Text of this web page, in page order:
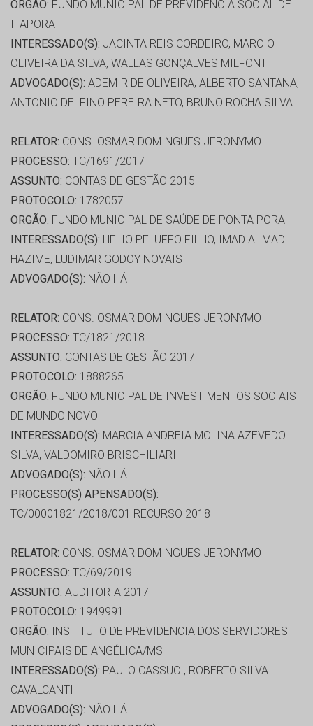
ORGÃO: FUNDO MUNICIPAL DE PREVIDENCIA SOCIAL DE
ITAPORA
INTERESSADO(S): JACINTA REIS CORDEIRO, MARCIO
OLIVEIRA DA SILVA, WALLAS GONÇALVES MILFONT
ADVOGADO(S): ADEMIR DE OLIVEIRA, ALBERTO SANTANA,
ANTONIO DELFINO PEREIRA NETO, BRUNO ROCHA SILVA
RELATOR: CONS. OSMAR DOMINGUES JERONYMO
PROCESSO: TC/1691/2017
ASSUNTO: CONTAS DE GESTÃO 2015
PROTOCOLO: 1782057
ORGÃO: FUNDO MUNICIPAL DE SAÚDE DE PONTA PORA
INTERESSADO(S): HELIO PELUFFO FILHO, IMAD AHMAD
HAZIME, LUDIMAR GODOY NOVAIS
ADVOGADO(S): NÃO HÁ
RELATOR: CONS. OSMAR DOMINGUES JERONYMO
PROCESSO: TC/1821/2018
ASSUNTO: CONTAS DE GESTÃO 2017
PROTOCOLO: 1888265
ORGÃO: FUNDO MUNICIPAL DE INVESTIMENTOS SOCIAIS
DE MUNDO NOVO
INTERESSADO(S): MARCIA ANDREIA MOLINA AZEVEDO
SILVA, VALDOMIRO BRISCHILIARI
ADVOGADO(S): NÃO HÁ
PROCESSO(S) APENSADO(S):
TC/00001821/2018/001 RECURSO 2018
RELATOR: CONS. OSMAR DOMINGUES JERONYMO
PROCESSO: TC/69/2019
ASSUNTO: AUDITORIA 2017
PROTOCOLO: 1949991
ORGÃO: INSTITUTO DE PREVIDENCIA DOS SERVIDORES
MUNICIPAIS DE ANGÉLICA/MS
INTERESSADO(S): PAULO CASSUCI, ROBERTO SILVA
CAVALCANTI
ADVOGADO(S): NÃO HÁ